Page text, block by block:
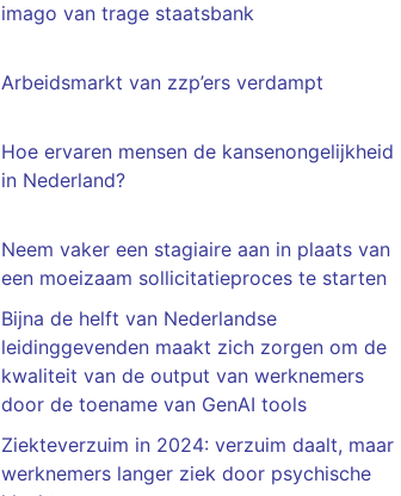
imago van trage staatsbank
Arbeidsmarkt van zzp’ers verdampt
Hoe ervaren mensen de kansenongelijkheid
in Nederland?
Neem vaker een stagiaire aan in plaats van
een moeizaam sollicitatieproces te starten
Bijna de helft van Nederlandse
leidinggevenden maakt zich zorgen om de
kwaliteit van de output van werknemers
door de toename van GenAI tools
Ziekteverzuim in 2024: verzuim daalt, maar
werknemers langer ziek door psychische